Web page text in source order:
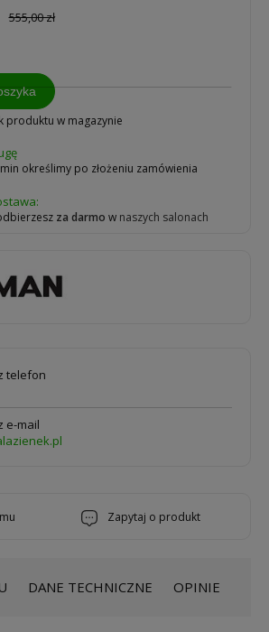
555,00 zł
produktu w magazynie
określimy po złożeniu zamówienia
za darmo w naszych salonach
telefon
e-mail
zapytaj o produkt
DANE TECHNICZNE OPINIE